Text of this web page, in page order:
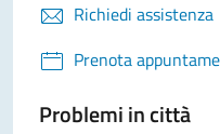
Richiedi assistenza
Prenota
Problemi in città